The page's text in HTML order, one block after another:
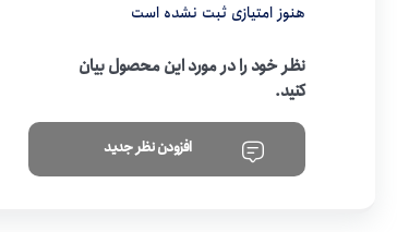
هنوز امتیازی ثبت نشده است
نظر خود را در مورد این محصول بیان
کنید.
افزودن نظر جدید